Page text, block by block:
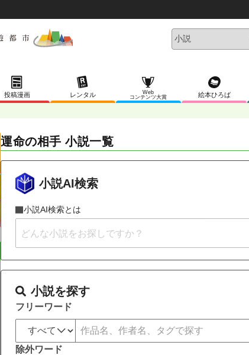
投稿漫画 レンタル
Web
コンテンツ大賞
絵本ひろば
運命の相手 小説一覧
小説AI検索
小説AI検索とは
小説を探す
フリーワード
除外ワード